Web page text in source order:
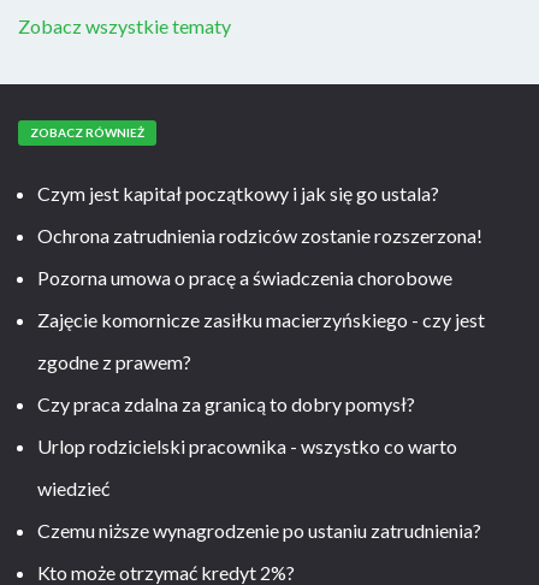
Zobacz wszystkie tematy
ZOBACZ RÓWNIEŻ
Czym jest kapitał początkowy i jak się go ustala?
Ochrona zatrudnienia rodziców zostanie rozszerzona!
Pozorna umowa o pracę a świadczenia chorobowe
Zajęcie komornicze zasiłku macierzyńskiego - czy jest
zgodne z prawem?
Czy praca zdalna za granicą to dobry pomysł?
Urlop rodzicielski pracownika - wszystko co warto
wiedzieć
Czemu niższe wynagrodzenie po ustaniu zatrudnienia?
Kto może otrzymać kredyt 2%?